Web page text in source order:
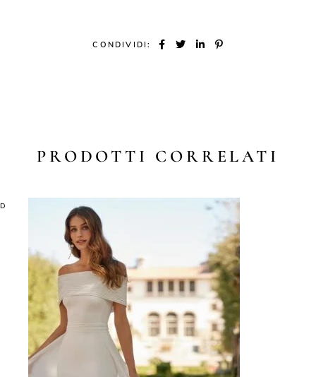
CONDIVIDI:
PRODOTTI CORRELATI